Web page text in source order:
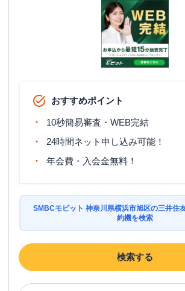
おすすめポイント
10秒簡易審査・WEB完結
24時間ネット申し込み可能！
年会費・入会金無料！
SMBCモビット 神奈川県横浜市旭区の三井住
約機を検索
検索する